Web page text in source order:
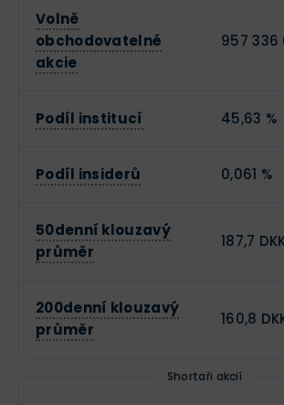
Volně
obchodovatelné
akcie
957 336
Podíl institucí 45,63 %
Podíl insiderů 0,061 %
50denní klouzavý
průměr
187,7
200denní klouzavý
průměr
160,8
Shortaři akcií